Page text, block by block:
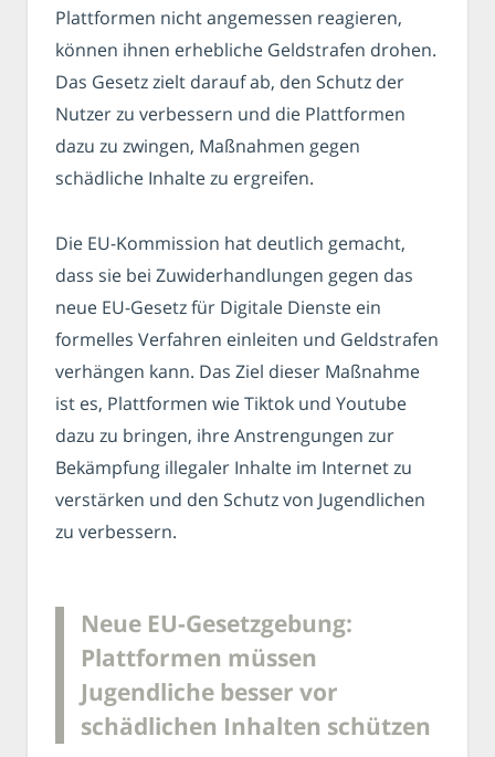
Plattformen nicht angemessen reagieren,
können ihnen erhebliche Geldstrafen drohen.
Das Gesetz zielt darauf ab, den Schutz der
Nutzer zu verbessern und die Plattformen
dazu zu zwingen, Maßnahmen gegen
schädliche Inhalte zu ergreifen.
Die EU-Kommission hat deutlich gemacht,
dass sie bei Zuwiderhandlungen gegen das
neue EU-Gesetz für Digitale Dienste ein
formelles Verfahren einleiten und Geldstrafen
verhängen kann. Das Ziel dieser Maßnahme
ist es, Plattformen wie Tiktok und Youtube
dazu zu bringen, ihre Anstrengungen zur
Bekämpfung illegaler Inhalte im Internet zu
verstärken und den Schutz von Jugendlichen
zu verbessern.
Neue EU-Gesetzgebung:
Plattformen müssen
Jugendliche besser vor
schädlichen Inhalten schützen